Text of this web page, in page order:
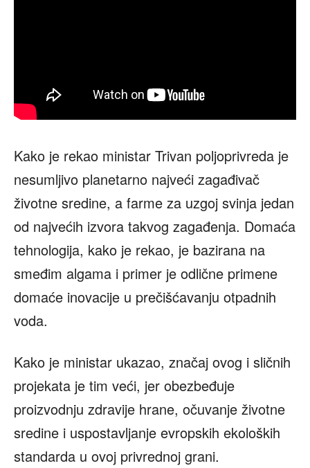
Kako je rekao ministar Trivan poljoprivreda je
nesumljivo planetarno najveći zagađivač
životne sredine, a farme za uzgoj svinja jedan
od najvećih izvora takvog zagađenja. Domaća
tehnologija, kako je rekao, je bazirana na
smeđim algama i primer je odlične primene
domaće inovacije u prečišćavanju otpadnih
voda.
Kako je ministar ukazao, značaj ovog i sličnih
projekata je tim veći, jer obezbeđuje
proizvodnju zdravije hrane, očuvanje životne
sredine i uspostavljanje evropskih ekoloških
standarda u ovoj privrednoj grani.